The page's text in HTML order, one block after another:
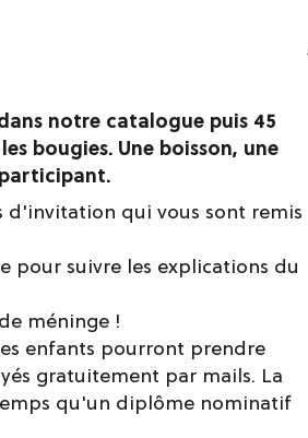
notre catalogue puis 45
bougies. Une boisson, une
d'invitation qui vous sont remis
pour suivre les explications du
méninge !
enfants pourront prendre
gratuitement par mails. La
qu'un diplôme nominatif